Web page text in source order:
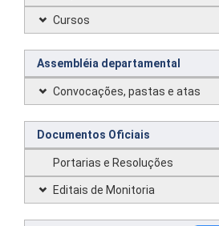
Cursos
Assembléia departamental
Convocações, pastas e atas
Documentos Oficiais
Portarias e Resoluções
Editais de Monitoria